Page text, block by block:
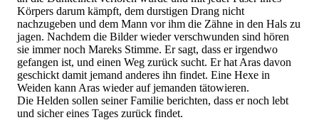
Körpers darum kämpft, dem durstigen Drang nicht
nachzugeben und dem Mann vor ihm die Zähne in den Hals zu
jagen. Nachdem die Bilder wieder verschwunden sind hören
sie immer noch Mareks Stimme. Er sagt, dass er irgendwo
gefangen ist, und einen Weg zurück sucht. Er hat Aras davon
geschickt damit jemand anderes ihn findet. Eine Hexe in
Weiden kann Aras wieder auf jemanden tätowieren.
Die Helden sollen seiner Familie berichten, dass er noch lebt
und sicher eines Tages zurück findet.